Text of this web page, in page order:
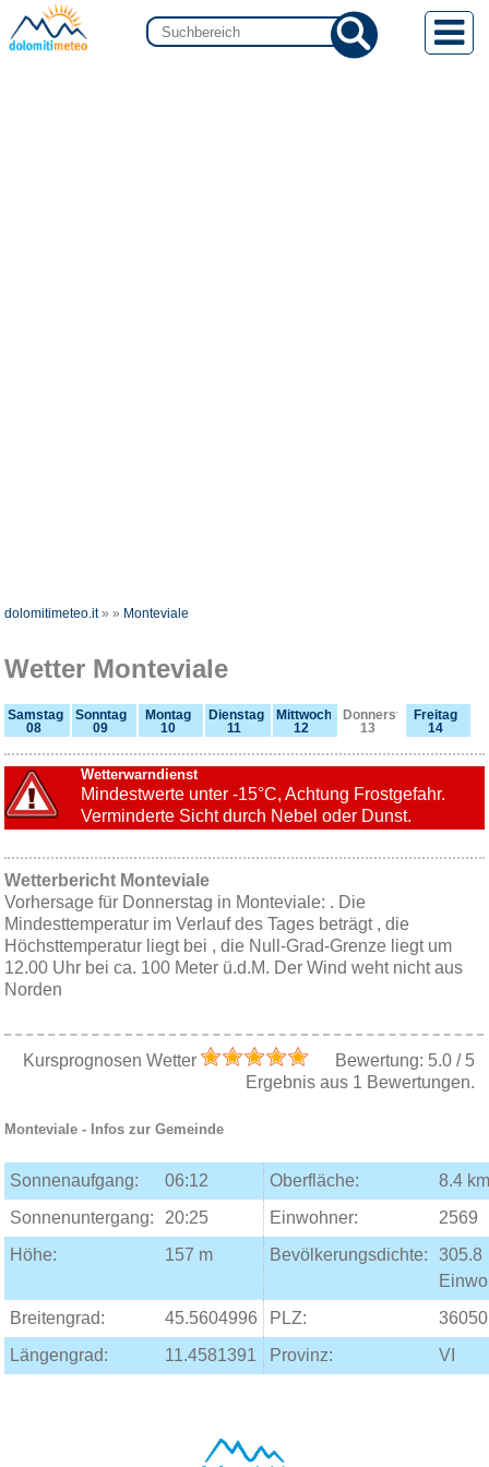
dolomitimeteo.it»» Monteviale
Wetter Monteviale
Samstag
08
Sonntag
09
Montag
10
Dienstag
11
Mittwoch
12
Donnerstag
13
Freitag
14
Wetterwarndienst
Mindestwerte unter -15°C, Achtung Frostgefahr.
Verminderte Sicht durch Nebel oder Dunst.
Wetterbericht Monteviale
Vorhersage für Donnerstag in Monteviale: . Die
Mindesttemperatur im Verlauf des Tages beträgt , die
Höchsttemperatur liegt bei , die Null-Grad-Grenze liegt um
12.00 Uhr bei ca. 100 Meter ü.d.M. Der Wind weht nicht aus
Norden
Kursprognosen Wetter Bewertung: 5.0/ 5
Ergebnis aus 1 Bewertungen.
Monteviale - Infos zur Gemeinde
Sonnenaufgang: 06:12 Oberfläche:
8.4
Sonnenuntergang:
20:25 Einwohner:
2569
Höhe:
157 m Bevölkerungsdichte:
305.8
Breitengrad:
45.5604996 PLZ:
36050
Längengrad:
11.4581391 Provinz: VI